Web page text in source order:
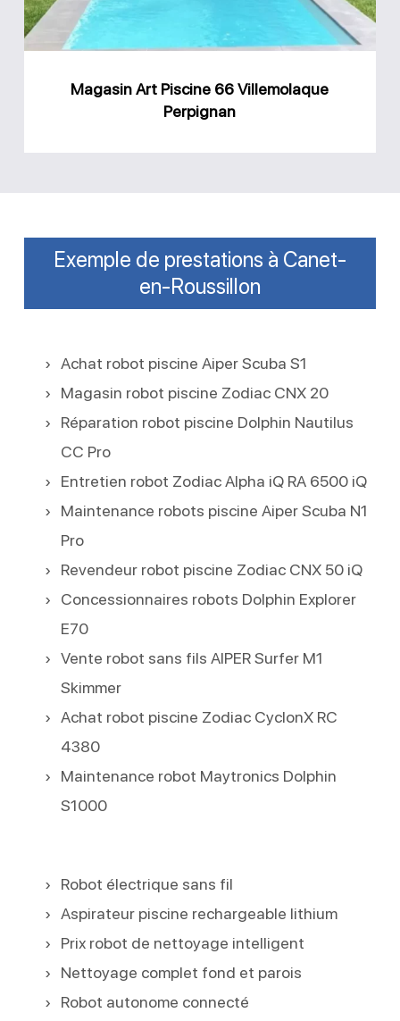
Magasin Art Piscine 66 Villemolaque
Perpignan
Exemple de prestations à Canet-
en-Roussillon
Achat robot piscine Aiper Scuba S1
Magasin robot piscine Zodiac CNX 20
Réparation robot piscine Dolphin Nautilus
CC Pro
Entretien robot Zodiac Alpha iQ RA 6500 iQ
Maintenance robots piscine Aiper Scuba N1
Pro
Revendeur robot piscine Zodiac CNX 50 iQ
Concessionnaires robots Dolphin Explorer
E70
Vente robot sans fils AIPER Surfer M1
Skimmer
Achat robot piscine Zodiac CyclonX RC
4380
Maintenance robot Maytronics Dolphin
S1000
Robot électrique sans fil
Aspirateur piscine rechargeable lithium
Prix robot de nettoyage intelligent
Nettoyage complet fond et parois
Robot autonome connecté